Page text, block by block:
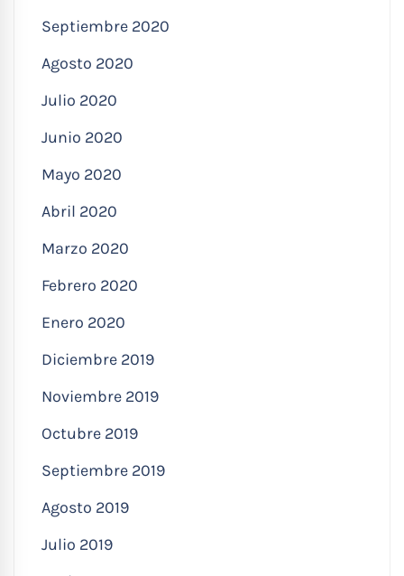
Septiembre 2020
Agosto 2020
Julio 2020
Junio 2020
Mayo 2020
Abril 2020
Marzo 2020
Febrero 2020
Enero 2020
Diciembre 2019
Noviembre 2019
Octubre 2019
Septiembre 2019
Agosto 2019
Julio 2019